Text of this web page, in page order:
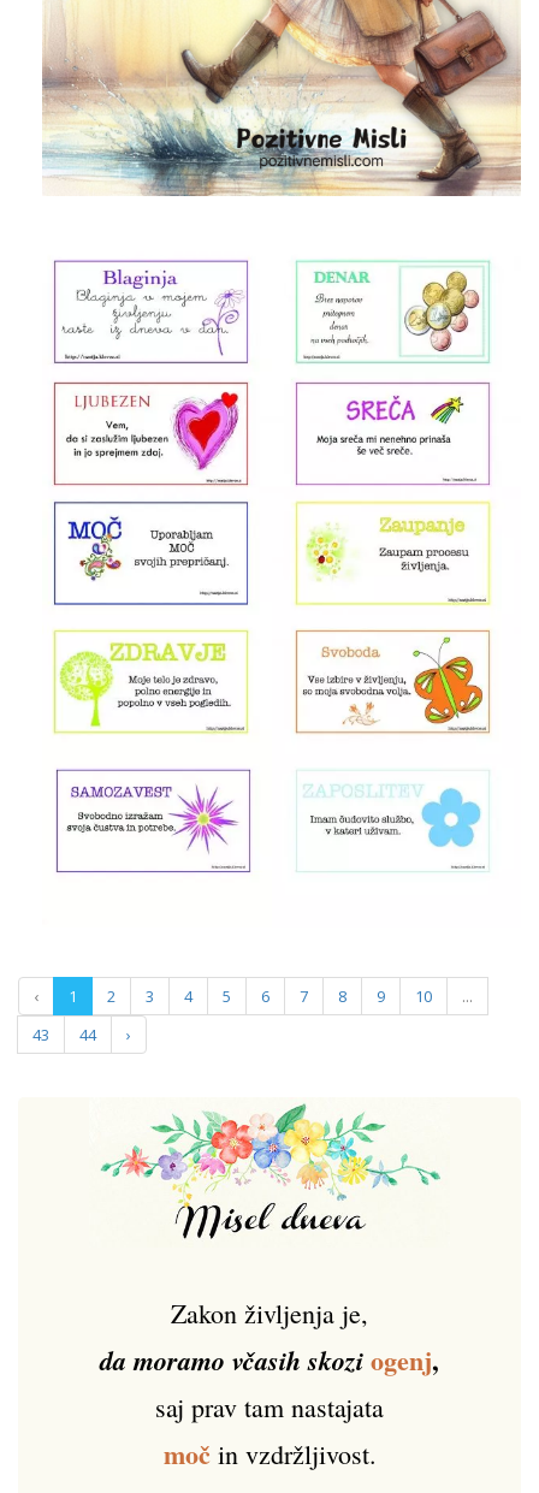
‹ 1 2 3 4 5 6 7 8 9 10
...
43
44 ›
Zakon življenja je,
da moramo včasih skoziogenj,
saj prav tam nastajata
močin vzdržljivost.